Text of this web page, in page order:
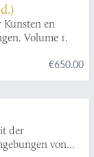
tiré des originaux
avec les notes
Rémusat.
Kunsten en
Volume 1.
€650.00
der
von